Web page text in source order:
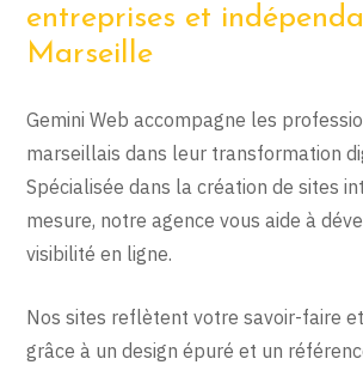
entreprises et
Marseille
Gemini Web accompagne les
marseillais dans leur transformation
Spécialisée dans la création de sites
mesure, notre agence vous aide à
visibilité en ligne.
Nos sites reflètent votre savoir-faire
grâce à un design épuré et un